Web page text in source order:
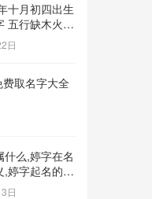
十月初四出生
五行缺木火八
日
取名字大全
什么,婷字在名
,婷字起名的寓
日